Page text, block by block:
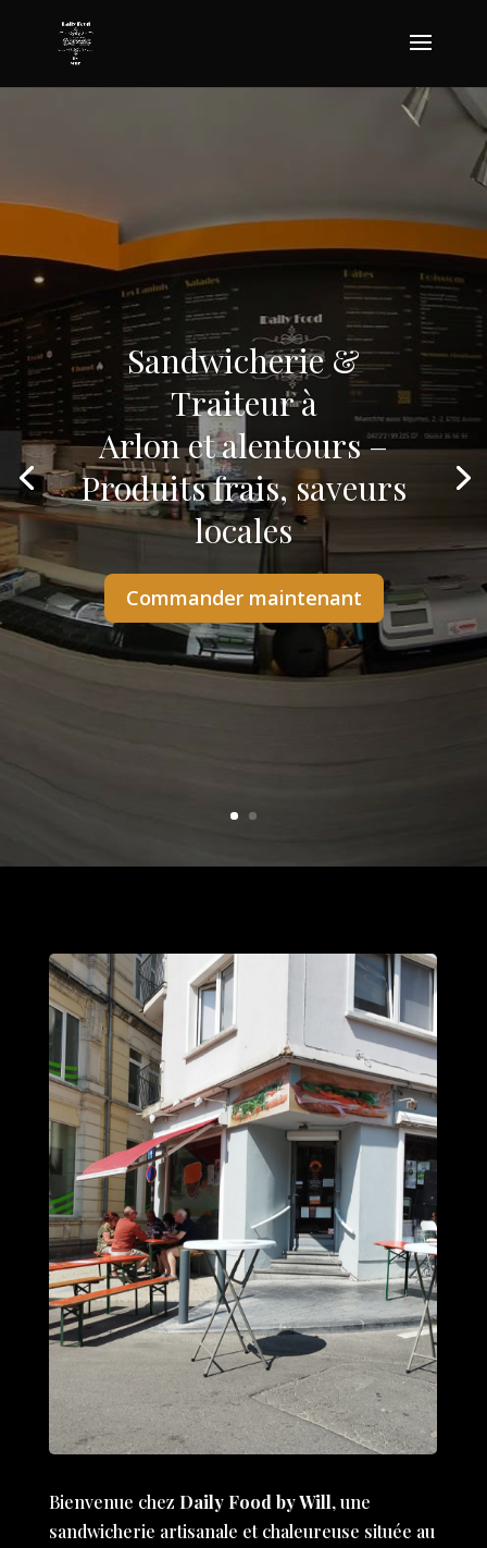
Sandwicherie &
Traiteur à
Arlon et alentours –
Produits frais, saveurs
locales
Commander maintenant
Bienvenue chez Daily Food by Will, une
sandwicherie artisanale et chaleureuse située au